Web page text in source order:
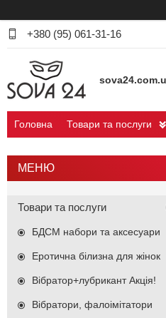
+380 (95) 061-31-16
Головна Товари та послуги
Товари та послуги
БДСМ набори та аксесуари
Еротична білизна для жінок
Вібратор+лубрикант Акція!
Вібратори, фалоімітатори